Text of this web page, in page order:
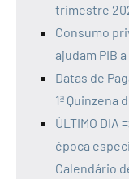
trimestre
Consumo
ajudam PIB
Datas de
1ª Quinzena
ÚLTIMO DIA
época
Calendário